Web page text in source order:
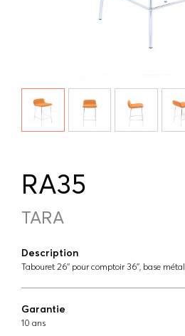
RA35
TARA
Description
Tabouret 26'' pour comptoir 36'', base métal
Garantie
10 ans